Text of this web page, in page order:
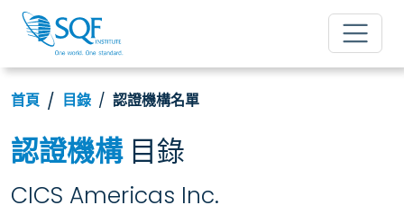
首頁 目錄 認證機構名單
認證機構 目錄
CICS Americas Inc.